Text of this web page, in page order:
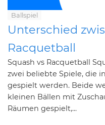
Ballspiel
Unterschied
Racquetball
Squash vs Racquetball
zwei beliebte Spiele, die
gespielt werden. Beide
kleinen Bällen mit
Räumen gespielt,...